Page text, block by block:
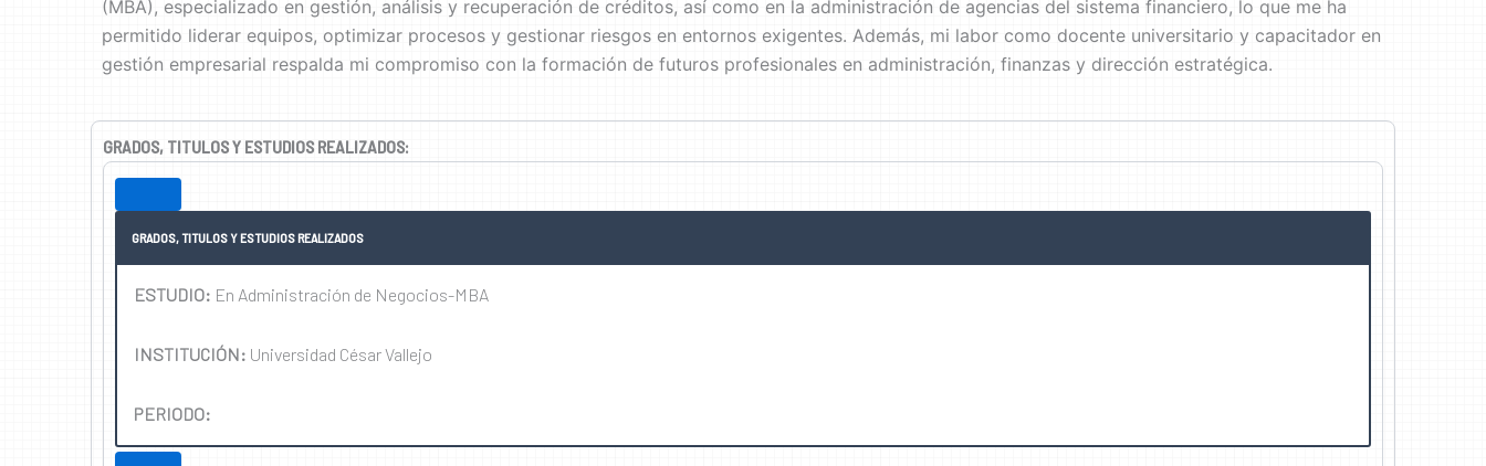
(MBA), especializado en gestión, análisis y recuperación de créditos, así como en la administración de agencias del sistema financiero, lo que me ha
permitido liderar equipos, optimizar procesos y gestionar riesgos en entornos exigentes. Además, mi labor como docente universitario y capacitador en
gestión empresarial respalda mi compromiso con la formación de futuros profesionales en administración, finanzas y dirección estratégica.
GRADOS, TITULOS Y ESTUDIOS REALIZADOS:
GRADOS, TITULOS Y ESTUDIOS REALIZADOS
ESTUDIO: En Administración de Negocios-MBA
INSTITUCIÓN: Universidad César Vallejo
PERIODO: